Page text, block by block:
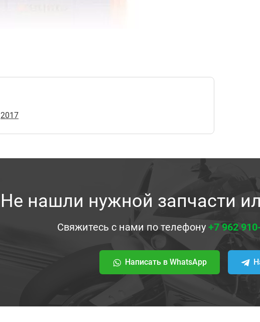
2017
Не нашли нужной запчасти
Свяжитесь с нами по телефону +7 962
Написать в WhatsApp